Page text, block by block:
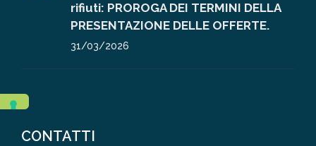
rifiuti: PROROGA DEI TERMINI DELLA
PRESENTAZIONE DELLE OFFERTE.
31/03/2026
CONTATTI